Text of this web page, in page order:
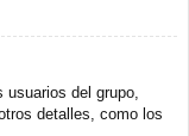
usuarios del grupo,
detalles, como los